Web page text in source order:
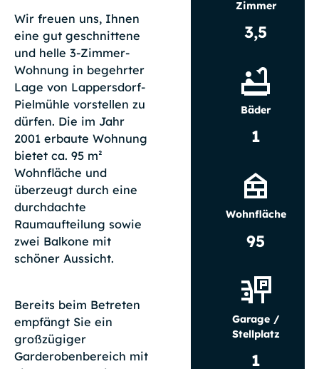
Wir freuen uns, Ihnen
eine gut geschnittene
und helle 3-Zimmer-
Wohnung in begehrter
Lage von Lappersdorf-
Pielmühle vorstellen zu
dürfen. Die im Jahr
2001 erbaute Wohnung
bietet ca. 95 m²
Wohnfläche und
überzeugt durch eine
durchdachte
Raumaufteilung sowie
zwei Balkone mit
schöner Aussicht.
Bereits beim Betreten
empfängt Sie ein
großzügiger
Garderobenbereich mit
Zimmer
3,5
Bäder
1
Wohnfläche
95
Garage /
Stellplatz
1